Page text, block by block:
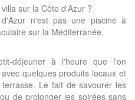
sur la Côte d'Azur ?
n'est pas une piscine à
sur la Méditerranée.
déjeuner à l'heure que l'on
quelques produits locaux et
Le fait de savourer les
de prolonger les soirées sans